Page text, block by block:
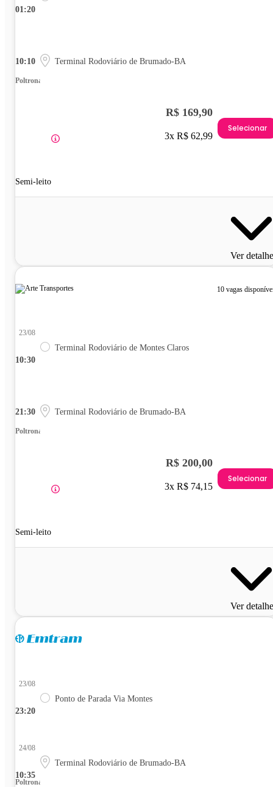
01:20
10:10 Terminal Rodoviário de Brumado-BA
Poltrona
Semi-leito
R$ 169,90
3x R$ 62,99
Selecionar
Ver
10 vagas
10:30
23/08
Terminal Rodoviário de Montes Claros
21:30 Terminal Rodoviário de Brumado-BA
Poltrona
Semi-leito
R$ 200,00
3x R$ 74,15
Selecionar
Ver
23:20
23/08
Ponto de Parada Via Montes
10:35
24/08
Terminal Rodoviário de Brumado-BA
Poltrona